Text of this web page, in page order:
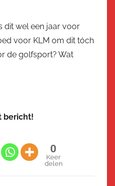
dit wel een jaar voor
voor KLM om dit tóch
de golfsport? Wat
bericht!
0
Keer
delen